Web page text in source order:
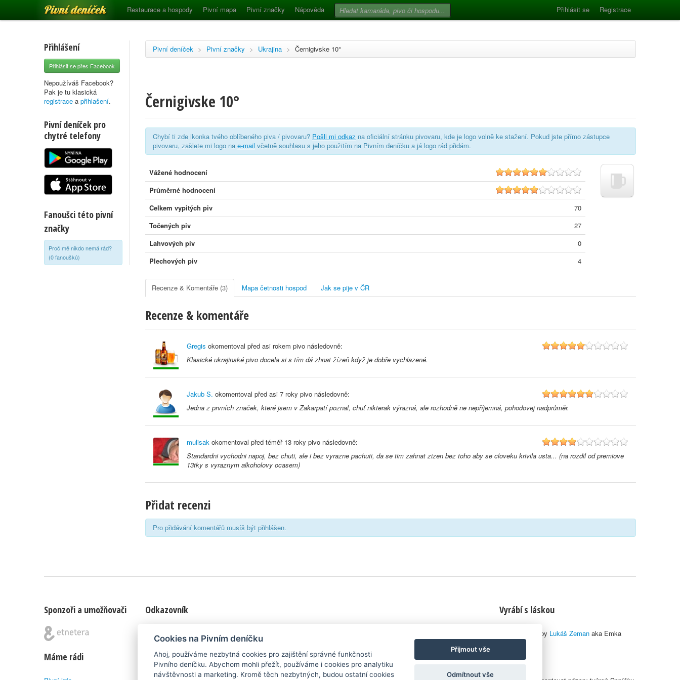
Pivní deníček Restaurace a hospody Pivní mapa Pivní značky Nápověda Přihlásit se Registrace
Přihlášení
Přihlásit se přes Facebook
Nepoužíváš Facebook?
Pak je tu klasická
registrace a přihlašení.
Pivní deníček pro
chytré telefony
Fanoušci této pivní
značky
Proč mě nikdo nemá rád?
(0 fanoušků)
Pivní deníček > Pivní značky > Ukrajina > Černigivske 10°
Černigivske 10°
Chybí ti zde ikonka tvého oblíbeného piva / pivovaru? Pošli mi odkaz na oficiální stránku pivovaru, kde je logo volně ke stažení. Pokud jste přímo zástupce
pivovaru, zašlete mi logo na e-mail včetně souhlasu s jeho použitím na Pivním deníčku a já logo rád přidám.
Vážené hodnocení
5.5
Průměrné hodnocení
5.0
Celkem vypitých piv
70
Točených piv
27
Lahvových piv
0
Plechových piv
4
Recenze & Komentáře (3) Mapa četnosti hospod Jak se pije v ČR
Recenze & komentáře
Gregis okomentoval před asi rokem pivo následovně:
Klasické ukrajinské pivo docela si s tím dá zhnat žízeň když je dobře vychlazené.
5
Jakub S. okomentoval před asi 7 roky pivo následovně:
Jedna z prvních značek, které jsem v Zakarpatí poznal, chuť nikterak výrazná, ale rozhodně ne nepříjemná, pohodovej nadprůměr.
6
mulisak okomentoval před téměř 13 roky pivo následovně:
Standardni vychodni napoj, bez chuti, ale i bez vyrazne pachuti, da se tim zahnat zizen bez toho aby se cloveku krivila usta... (na rozdil od premiove
13tky s vyraznym alkoholovy ocasem)
4
Přidat recenzi
Pro přidávání komentářů musíš být přihlášen.
Sponzoři a umožňovači Odkazovník
Blog| Nápady & připomínky | Aplikace pro
Vyrábí s láskou
© 2010–2026 by Lukáš Zeman aka Emka
Máme rádi Poznámka pod čarou
Cookies na Pivním deníčku
Ahoj, používáme nezbytná cookies pro zajištění správné funkčnosti
Pivního deníčku. Abychom mohli přežít, používáme i cookies pro analytiku
návštěvnosti a marketing. Kromě těch nezbytných, budou ostatní cookies
Přijmout vše
Odmítnout vše